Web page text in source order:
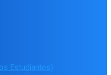
Estudiantes)